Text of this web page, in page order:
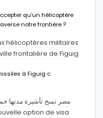
qu’un hélicoptère
notre frontière ?
hélicoptères militaires
frontalière de Figuig
à Figuig c
مصر تمنح تأشيرة مدتها
option de visa